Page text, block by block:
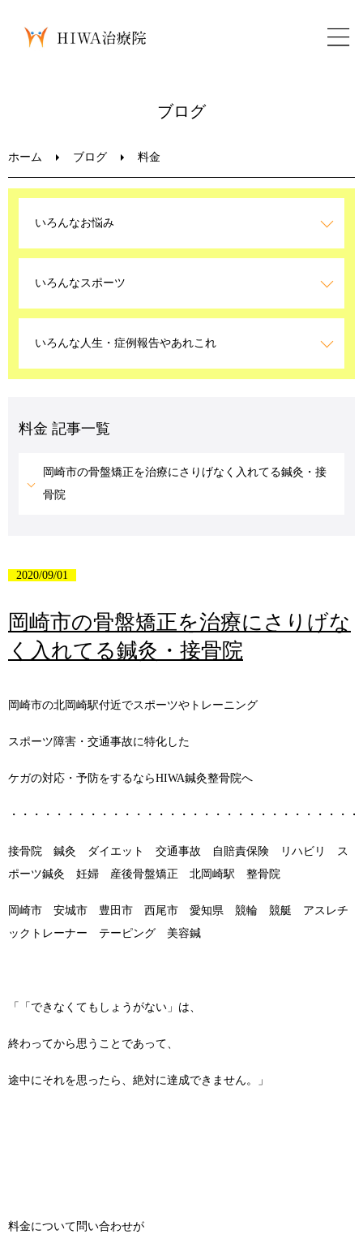
LINEお問い合わせ
ブログ
ホーム ブログ 料金
いろんなお悩み
いろんなスポーツ
いろんな人生・症例報告やあれこれ
料金 記事一覧
岡崎市の骨盤矯正を治療にさりげなく入れてる鍼灸・接
骨院
2020/09/01
岡崎市の骨盤矯正を治療にさりげな
く入れてる鍼灸・接骨院
岡崎市の北岡崎駅付近でスポーツやトレーニング
スポーツ障害・交通事故に特化した
ケガの対応・予防をするならHIWA鍼灸整骨院へ
・・・・・・・・・・・・・・・・・・・・・・・・・・・・・・
接骨院 鍼灸 ダイエット 交通事故 自賠責保険 リハビリ ス
ポーツ鍼灸 妊婦 産後骨盤矯正 北岡崎駅 整骨院
岡崎市 安城市 豊田市 西尾市 愛知県 競輪 競艇 アスレチ
ックトレーナー テーピング 美容鍼
「「できなくてもしょうがない」は、
終わってから思うことであって、
途中にそれを思ったら、絶対に達成できません。」
料金について問い合わせが